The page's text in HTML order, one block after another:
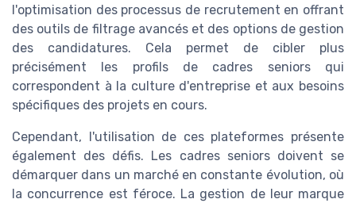
l'optimisation des processus de recrutement en offrant
des outils de filtrage avancés et des options de gestion
des candidatures. Cela permet de cibler plus
précisément les profils de cadres seniors qui
correspondent à la culture d'entreprise et aux besoins
spécifiques des projets en cours.
Cependant, l'utilisation de ces plateformes présente
également des défis. Les cadres seniors doivent se
démarquer dans un marché en constante évolution, où
la concurrence est féroce. La gestion de leur marque